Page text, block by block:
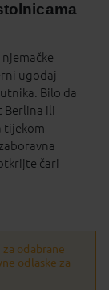
ugođaj
Bilo da
Berlina ili
tijekom
čari
odabrane
odlaske za